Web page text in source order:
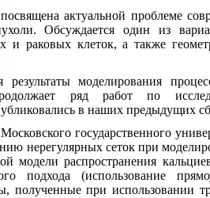
актуальной проблеме
Обсуждается один из
и раковых клеток, а также
моделирования
ряд работ по
в наших предыдущих
государственного
нерегулярных сеток при
модели распространения
подхода (использование
полученные при использовании